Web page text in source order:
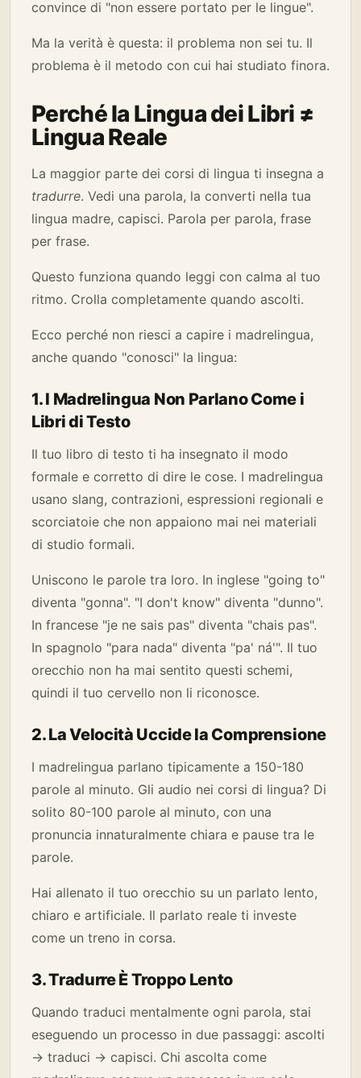
convince di "non essere portato per le lingue".
Ma la verità è questa: il problema non sei tu. Il
problema è il metodo con cui hai studiato finora.
Perché la Lingua dei Libri ≠
Lingua Reale
La maggior parte dei corsi di lingua ti insegna a
tradurre. Vedi una parola, la converti nella tua
lingua madre, capisci. Parola per parola, frase
per frase.
Questo funziona quando leggi con calma al tuo
ritmo. Crolla completamente quando ascolti.
Ecco perché non riesci a capire i madrelingua,
anche quando "conosci" la lingua:
1. I Madrelingua Non Parlano Come i
Libri di Testo
Il tuo libro di testo ti ha insegnato il modo
formale e corretto di dire le cose. I madrelingua
usano slang, contrazioni, espressioni regionali e
scorciatoie che non appaiono mai nei materiali
di studio formali.
Uniscono le parole tra loro. In inglese "going to"
diventa "gonna". "I don't know" diventa "dunno".
In francese "je ne sais pas" diventa "chais pas".
In spagnolo "para nada" diventa "pa' ná'". Il tuo
orecchio non ha mai sentito questi schemi,
quindi il tuo cervello non li riconosce.
2. La Velocità Uccide la Comprensione
I madrelingua parlano tipicamente a 150-180
parole al minuto. Gli audio nei corsi di lingua? Di
solito 80-100 parole al minuto, con una
pronuncia innaturalmente chiara e pause tra le
parole.
Hai allenato il tuo orecchio su un parlato lento,
chiaro e artificiale. Il parlato reale ti investe
come un treno in corsa.
3. Tradurre È Troppo Lento
Quando traduci mentalmente ogni parola, stai
eseguendo un processo in due passaggi: ascolti
→ traduci → capisci. Chi ascolta come